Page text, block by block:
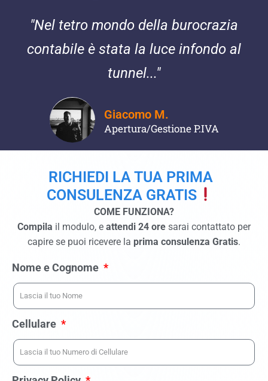
"Nel tetro mondo della burocrazia
contabile è stata la luce infondo al
tunnel..."
Giacomo M.
Apertura/Gestione P.IVA
RICHIEDI LA TUA PRIMA
CONSULENZA GRATIS
COME FUNZIONA?
Compila il modulo, e attendi 24 ore sarai contattato per
capire se puoi ricevere la prima consulenza Gratis.
Nome e Cognome
Cellulare